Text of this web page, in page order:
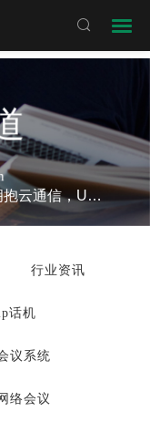

发力VCS、拥抱云通信，UC终端龙头的价值再认知
行业资讯
话机
议系统
络会议